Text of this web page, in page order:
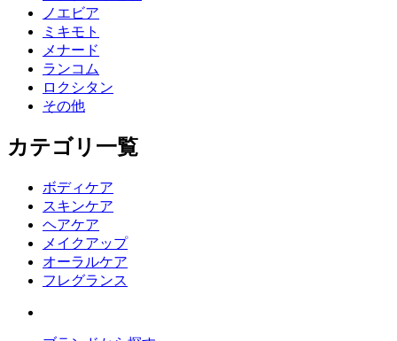
ノエビア
ミキモト
メナード
ランコム
ロクシタン
その他
カテゴリ一覧
ボディケア
スキンケア
ヘアケア
メイクアップ
オーラルケア
フレグランス